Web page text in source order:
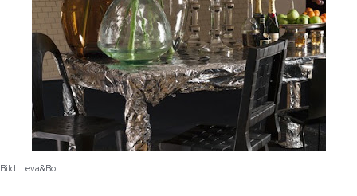
Bild: Leva&Bo